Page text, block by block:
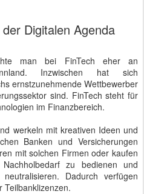
Digitalen Agenda
man bei FinTech eher an
Inzwischen hat sich
ernstzunehmende Wettbewerber
sind. FinTech steht für
im Finanzbereich.
werkeln mit kreativen Ideen und
Banken und Versicherungen
mit solchen Firmen oder kaufen
zu bedienen und
Dadurch verfügen
Teilbanklizenzen.